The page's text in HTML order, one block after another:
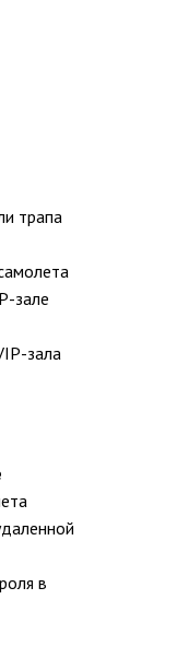
трапа
зале
зала
в